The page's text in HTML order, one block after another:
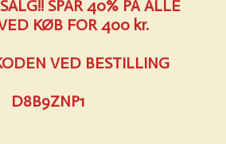
SPAR 40% PÅ ALLE
KØB FOR 400 kr.
VED BESTILLING
D8B9ZNP1